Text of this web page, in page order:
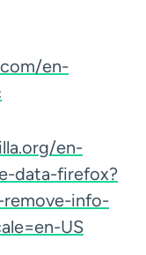
en-
en-
data-firefox?
info-
US